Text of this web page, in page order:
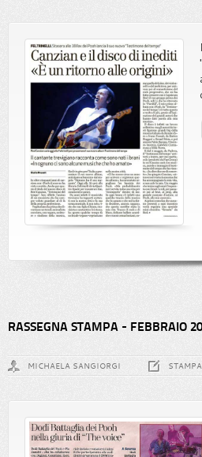
RASSEGNA STAMPA - FEBBRAIO
MICHAELA SANGIORGI